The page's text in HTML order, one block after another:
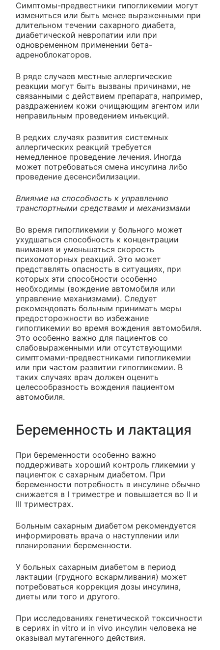
Симптомы-предвестники гипогликемии могут
измениться или быть менее выраженными при
длительном течении сахарного диабета,
диабетической невропатии или при
одновременном применении бета-
адреноблокаторов.
В ряде случаев местные аллергические
реакции могут быть вызваны причинами, не
связанными с действием препарата, например,
раздражением кожи очищающим агентом или
неправильным проведением инъекций.
В редких случаях развития системных
аллергических реакций требуется
немедленное проведение лечения. Иногда
может потребоваться смена инсулина либо
проведение десенсибилизации.
Влияние на способность к управлению
транспортными средствами и механизмами
Во время гипогликемии у больного может
ухудшаться способность к концентрации
внимания и уменьшаться скорость
психомоторных реакций. Это может
представлять опасность в ситуациях, при
которых эти способности особенно
необходимы (вождение автомобиля или
управление механизмами). Следует
рекомендовать больным принимать меры
предосторожности во избежание
гипогликемии во время вождения автомобиля.
Это особенно важно для пациентов со
слабовыраженными или отсутствующими
симптомами-предвестниками гипогликемии
или при частом развитии гипогликемии. В
таких случаях врач должен оценить
целесообразность вождения пациентом
автомобиля.
Беременность и лактация
При беременности особенно важно
поддерживать хороший контроль гликемии у
пациенток с сахарным диабетом. При
беременности потребность в инсулине обычно
снижается в I триместре и повышается во II и
III триместрах.
Больным сахарным диабетом рекомендуется
информировать врача о наступлении или
планировании беременности.
У больных сахарным диабетом в период
лактации (грудного вскармливания) может
потребоваться коррекция дозы инсулина,
диеты или того и другого.
При исследованиях генетической токсичности
в сериях in vitro и in vivo инсулин человека не
оказывал мутагенного действия.